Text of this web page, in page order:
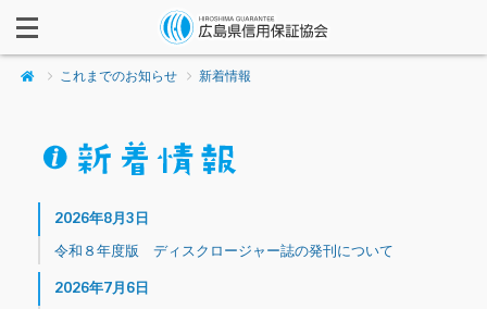
これまでのお知らせ 新着情報
2026年8月3日
令和８年度版 ディスクロージャー誌の発刊について
2026年7月6日